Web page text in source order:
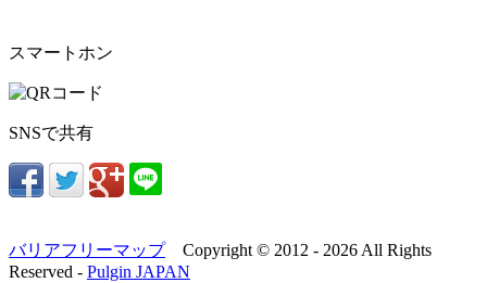
スマートホン
SNSで共有
バリアフリーマップCopyright © 2012 - 2026 All Rights
Reserved - Pulgin JAPAN